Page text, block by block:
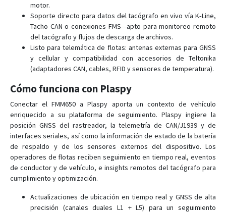
FMB920
FMB930
FMB965
FMC001
FMC003
FMC00A
FMC130
FMC13A
FMC150
FMC225
FMC230
FMC250
motor.
Soporte directo para datos del tacógrafo en vivo vía K‑Line,
Tacho CAN o conexiones FMS—apto para monitoreo remoto
del tacógrafo y flujos de descarga de archivos.
Listo para telemática de flotas: antenas externas para GNSS
y cellular y compatibilidad con accesorios de Teltonika
(adaptadores CAN, cables, RFID y sensores de temperatura).
Cómo funciona con Plaspy
Conectar el FMM650 a Plaspy aporta un contexto de vehículo
enriquecido a su plataforma de seguimiento. Plaspy ingiere la
posición GNSS del rastreador, la telemetría de CAN/J1939 y de
interfaces seriales, así como la información de estado de la batería
de respaldo y de los sensores externos del dispositivo. Los
operadores de flotas reciben seguimiento en tiempo real, eventos
de conductor y de vehículo, e insights remotos del tacógrafo para
cumplimiento y optimización.
Actualizaciones de ubicación en tiempo real y GNSS de alta
precisión (canales duales L1 + L5) para un seguimiento